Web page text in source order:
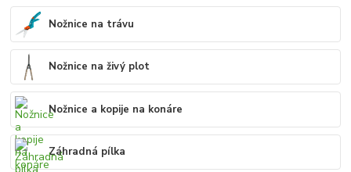
Nožnice na trávu
Nožnice na živý plot
Nožnice a kopije na konáre
Záhradná pílka